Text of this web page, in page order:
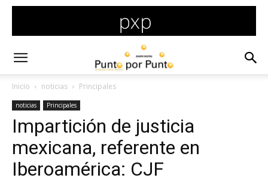
Inicio noticias Principales
noticias Principales
Impartición de justicia
mexicana, referente en
Iberoamérica: CJF